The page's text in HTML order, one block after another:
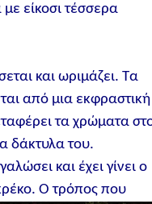
είκοσι τέσσερα
και ωριμάζει. Τα
από μια εκφραστική
τα χρώματα
δάκτυλα του.
και έχει γίνει ο
Ο τρόπος που